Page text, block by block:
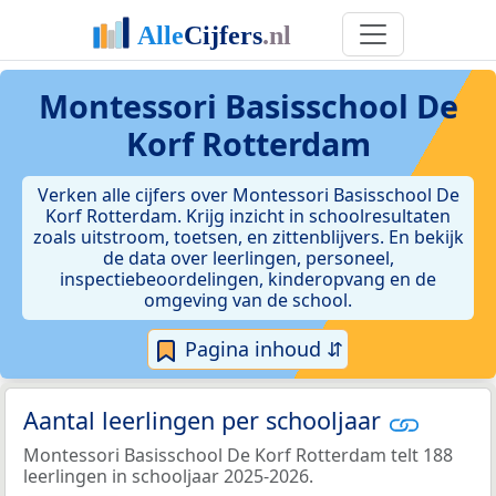
Montessori Basisschool De
Korf Rotterdam
Verken alle cijfers over Montessori Basisschool De
Korf Rotterdam. Krijg inzicht in schoolresultaten
zoals uitstroom, toetsen, en zittenblijvers. En bekijk
de data over leerlingen, personeel,
inspectiebeoordelingen, kinderopvang en de
omgeving van de school.
Pagina inhoud ⇵
Aantal leerlingen per schooljaar
Montessori Basisschool De Korf Rotterdam telt 188
leerlingen in schooljaar 2025-2026.